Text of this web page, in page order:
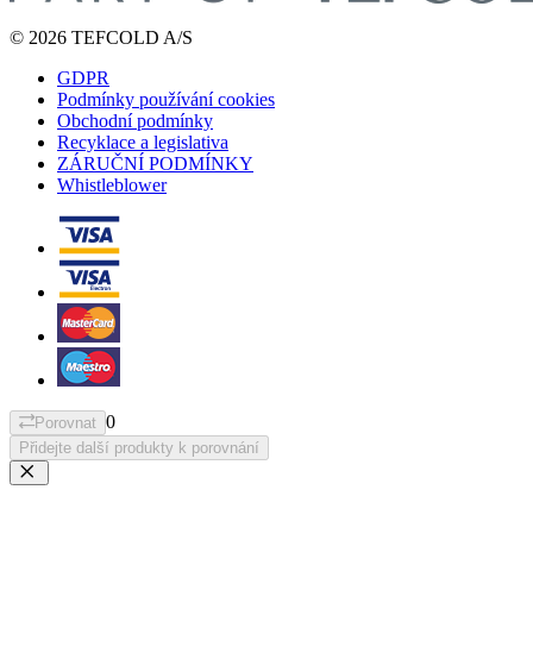
© 2026 TEFCOLD A/S
GDPR
Podmínky používání cookies
Obchodní podmínky
Recyklace a legislativa
ZÁRUČNÍ PODMÍNKY
Whistleblower
Porovnat 0
Přidejte další produkty k porovnání